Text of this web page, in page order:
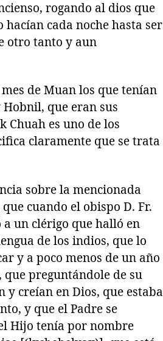
rogando al dios que
hacían cada noche hasta ser
otro tanto y aun
de Muan los que tenían
Hobnil, que eran sus
Chuah es uno de los
claramente que se trata
sobre la mencionada
cuando el obispo D. Fr.
a un clérigo que halló en
de los indios, que lo
y a poco menos de un año
preguntándole de su
creían en Dios, que estaba
y que el Padre se
Hijo tenía por nombre